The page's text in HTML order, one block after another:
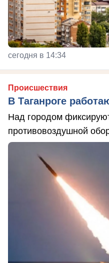
сегодня в 14:34
Происшествия
В Таганроге
Над городом
противовоздушной